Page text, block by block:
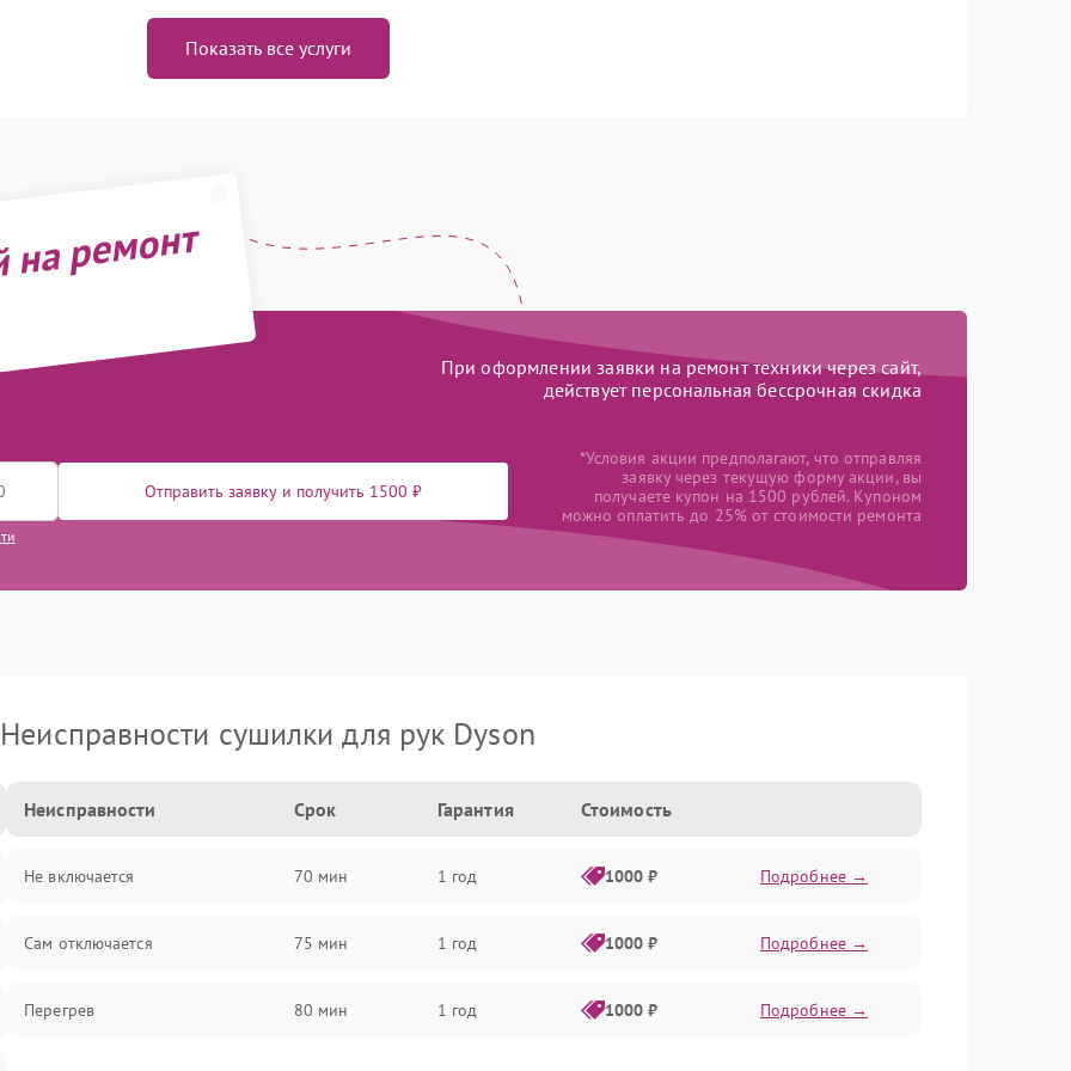
Показать все услуги
ремонт
При оформлении заявки на ремонт техники через сайт,
действует персональная бессрочная скидка
Отправить заявку и получить 1500 ₽
*Условия акции предполагают, что отправляя
заявку через текущую форму акции, вы
получаете купон на 1500 рублей. Купоном
можно оплатить до 25% от стоимости ремонта
Неисправности сушилки для рук Dyson
Неисправности Срок Гарантия Стоимость
Не включается 70 мин 1 год 1000 ₽ Подробнее →
Сам отключается 75 мин 1 год 1000 ₽ Подробнее →
Перегрев 80 мин 1 год 1000 ₽ Подробнее →